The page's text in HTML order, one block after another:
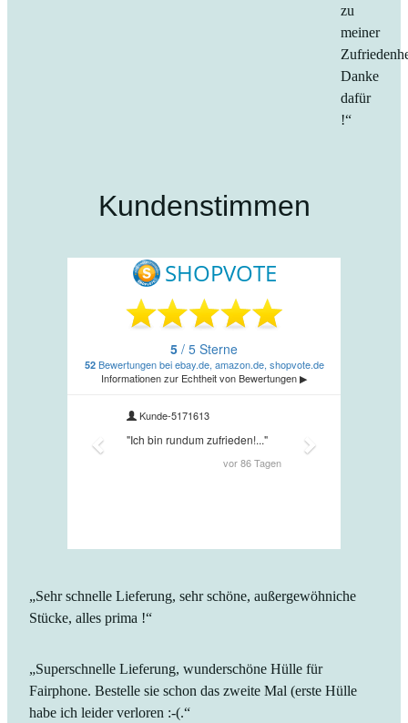
zu
meiner
Danke
dafür
!“
Kundenstimmen
„Sehr schnelle Lieferung, sehr schöne, außergewöhniche
Stücke, alles prima !“
„Superschnelle Lieferung, wunderschöne Hülle für
Fairphone. Bestelle sie schon das zweite Mal (erste Hülle
habe ich leider verloren :-(.“